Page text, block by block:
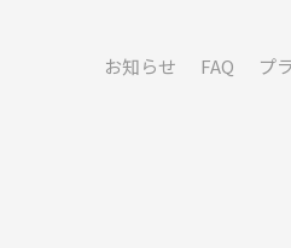
お知らせ FAQ プ